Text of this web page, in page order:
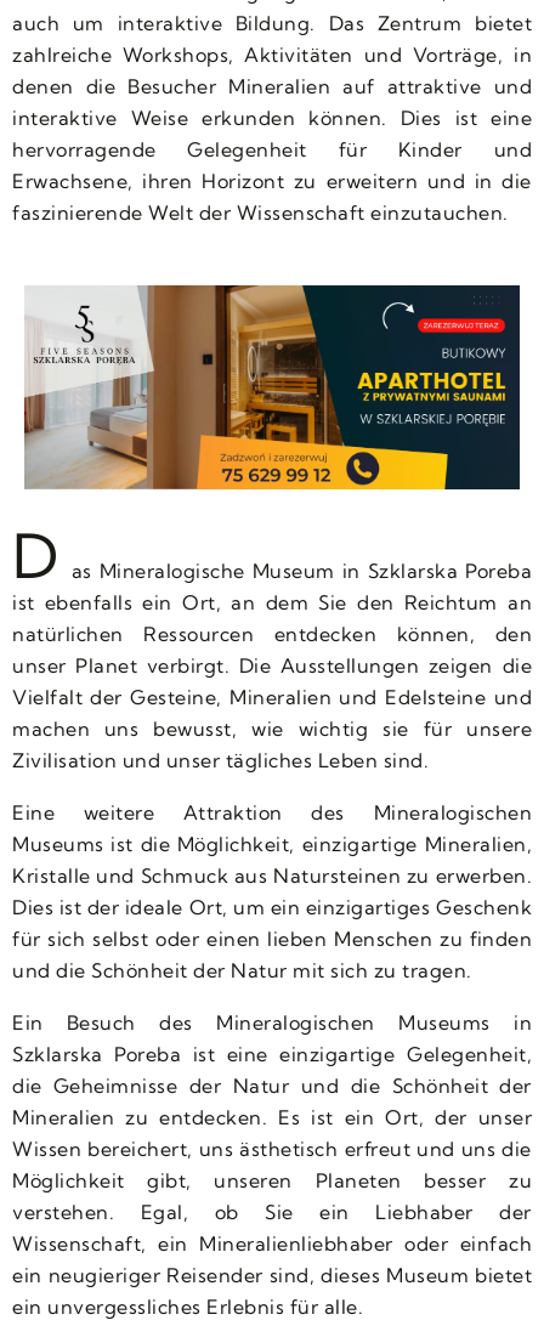
auch um interaktive Bildung. Das Zentrum bietet
zahlreiche Workshops, Aktivitäten und Vorträge, in
denen die Besucher Mineralien auf attraktive und
interaktive Weise erkunden können. Dies ist eine
hervorragende Gelegenheit für Kinder und
Erwachsene, ihren Horizont zu erweitern und in die
faszinierende Welt der Wissenschaft einzutauchen.
D
as Mineralogische Museum in Szklarska Poreba
ist ebenfalls ein Ort, an dem Sie den Reichtum an
natürlichen Ressourcen entdecken können, den
unser Planet verbirgt. Die Ausstellungen zeigen die
Vielfalt der Gesteine, Mineralien und Edelsteine und
machen uns bewusst, wie wichtig sie für unsere
Zivilisation und unser tägliches Leben sind.
Eine weitere Attraktion des Mineralogischen
Museums ist die Möglichkeit, einzigartige Mineralien,
Kristalle und Schmuck aus Natursteinen zu erwerben.
Dies ist der ideale Ort, um ein einzigartiges Geschenk
für sich selbst oder einen lieben Menschen zu finden
und die Schönheit der Natur mit sich zu tragen.
Ein Besuch des Mineralogischen Museums in
Szklarska Poreba ist eine einzigartige Gelegenheit,
die Geheimnisse der Natur und die Schönheit der
Mineralien zu entdecken. Es ist ein Ort, der unser
Wissen bereichert, uns ästhetisch erfreut und uns die
Möglichkeit gibt, unseren Planeten besser zu
verstehen. Egal, ob Sie ein Liebhaber der
Wissenschaft, ein Mineralienliebhaber oder einfach
ein neugieriger Reisender sind, dieses Museum bietet
ein unvergessliches Erlebnis für alle.